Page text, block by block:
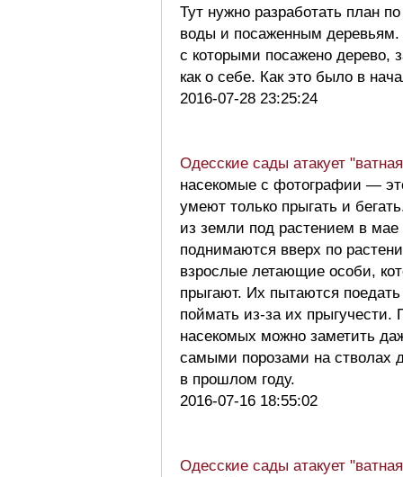
Тут нужно разработать план
воды и посаженным
с которыми посажено дерево,
как о себе. Как это было в
2016-07-28 23:25:24
Одесские сады атакует
насекомые с фотографии —
умеют только прыгать и
из земли под растением в мае
поднимаются вверх по
взрослые летающие особи,
прыгают. Их пытаются
поймать из-за их
насекомых можно заметить
самыми порозами на стволах
в прошлом году.
2016-07-16 18:55:02
Одесские сады атакует